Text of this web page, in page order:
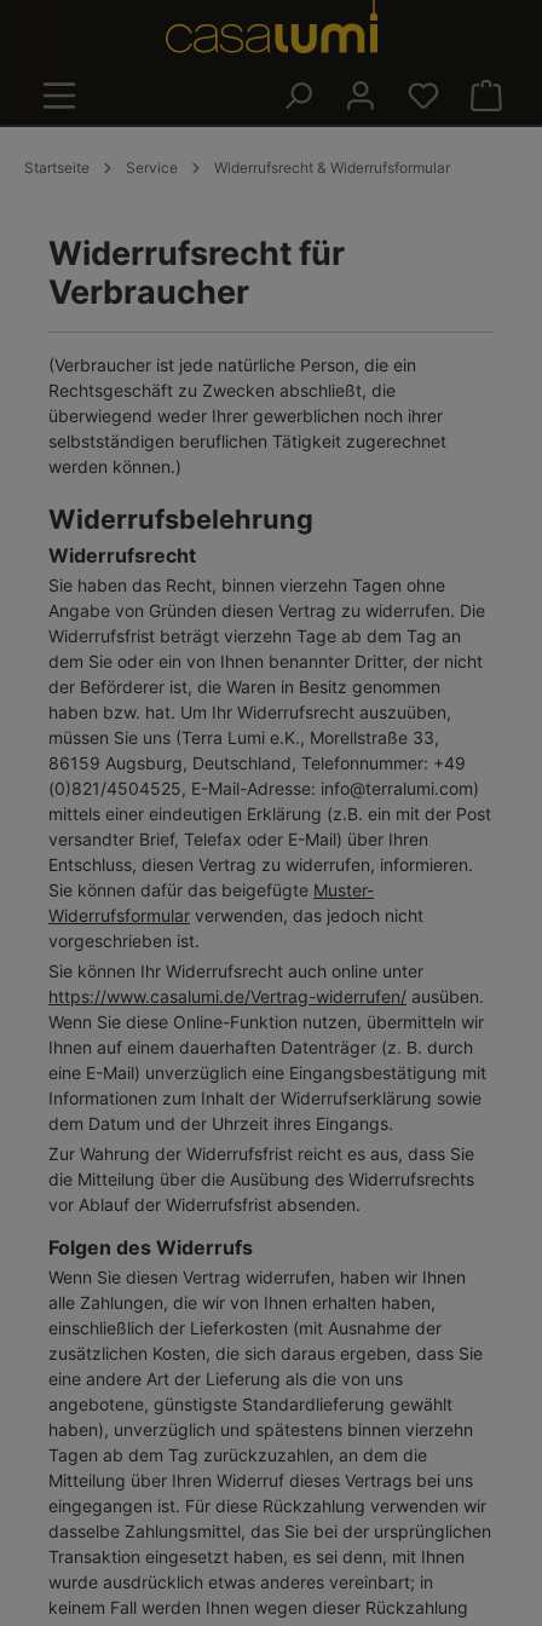
Startseite Service Widerrufsrecht & Widerrufsformular
Widerrufsrecht für
Verbraucher
(Verbraucher ist jede natürliche Person, die ein
Rechtsgeschäft zu Zwecken abschließt, die
überwiegend weder Ihrer gewerblichen noch ihrer
selbstständigen beruflichen Tätigkeit zugerechnet
werden können.)
Widerrufsbelehrung
Widerrufsrecht
Sie haben das Recht, binnen vierzehn Tagen ohne
Angabe von Gründen diesen Vertrag zu widerrufen. Die
Widerrufsfrist beträgt vierzehn Tage ab dem Tag an
dem Sie oder ein von Ihnen benannter Dritter, der nicht
der Beförderer ist, die Waren in Besitz genommen
haben bzw. hat. Um Ihr Widerrufsrecht auszuüben,
müssen Sie uns (Terra Lumi e.K., Morellstraße 33,
86159 Augsburg, Deutschland, Telefonnummer: +49
(0)821/4504525, E-Mail-Adresse: info@terralumi.com)
mittels einer eindeutigen Erklärung (z.B. ein mit der Post
versandter Brief, Telefax oder E-Mail) über Ihren
Entschluss, diesen Vertrag zu widerrufen, informieren.
Sie können dafür das beigefügte Muster-
Widerrufsformular verwenden, das jedoch nicht
vorgeschrieben ist.
Sie können Ihr Widerrufsrecht auch online unter
https://www.casalumi.de/Vertrag-widerrufen/ ausüben.
Wenn Sie diese Online-Funktion nutzen, übermitteln wir
Ihnen auf einem dauerhaften Datenträger (z. B. durch
eine E-Mail) unverzüglich eine Eingangsbestätigung mit
Informationen zum Inhalt der Widerrufserklärung sowie
dem Datum und der Uhrzeit ihres Eingangs.
Zur Wahrung der Widerrufsfrist reicht es aus, dass Sie
die Mitteilung über die Ausübung des Widerrufsrechts
vor Ablauf der Widerrufsfrist absenden.
Folgen des Widerrufs
Wenn Sie diesen Vertrag widerrufen, haben wir Ihnen
alle Zahlungen, die wir von Ihnen erhalten haben,
einschließlich der Lieferkosten (mit Ausnahme der
zusätzlichen Kosten, die sich daraus ergeben, dass Sie
eine andere Art der Lieferung als die von uns
angebotene, günstigste Standardlieferung gewählt
haben), unverzüglich und spätestens binnen vierzehn
Tagen ab dem Tag zurückzuzahlen, an dem die
Mitteilung über Ihren Widerruf dieses Vertrags bei uns
eingegangen ist. Für diese Rückzahlung verwenden wir
dasselbe Zahlungsmittel, das Sie bei der ursprünglichen
Transaktion eingesetzt haben, es sei denn, mit Ihnen
wurde ausdrücklich etwas anderes vereinbart; in
keinem Fall werden Ihnen wegen dieser Rückzahlung